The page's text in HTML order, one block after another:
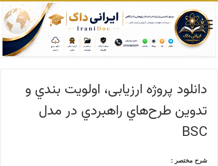
دانلود پروژه ارزیابی، اولويت بندي و
تدوین طرح‌هاي راهبردي در مدل
BSC
شرح مختصر :